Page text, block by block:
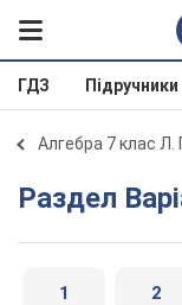
ГДЗ Підручники
Алгебра 7 клас Л.
Раздел
1 2